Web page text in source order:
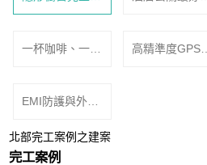
例
一杯咖啡、一頓
高精準度GPS定
EMI防護與外觀
合：提升產品性
能與外觀吸引力
北部完工案例之建案
完工案例